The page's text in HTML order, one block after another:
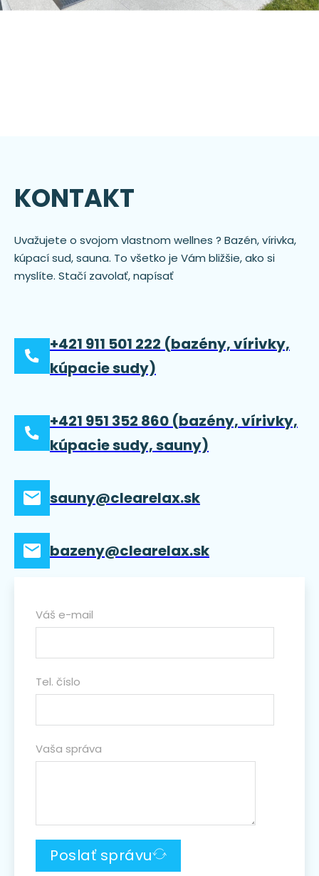
KONTAKT
Uvažujete o svojom vlastnom wellnes ? Bazén, vírivka,
kúpací sud, sauna. To všetko je Vám bližšie, ako si
myslíte. Stačí zavolať, napísať
+421 911 501 222 (bazény, vírivky,
kúpacie sudy)
+421 951 352 860 (bazény, vírivky,
kúpacie sudy, sauny)
sauny@clearelax.sk
bazeny@clearelax.sk
Váš e-mail
Tel. číslo
Vaša správa
Poslať správu